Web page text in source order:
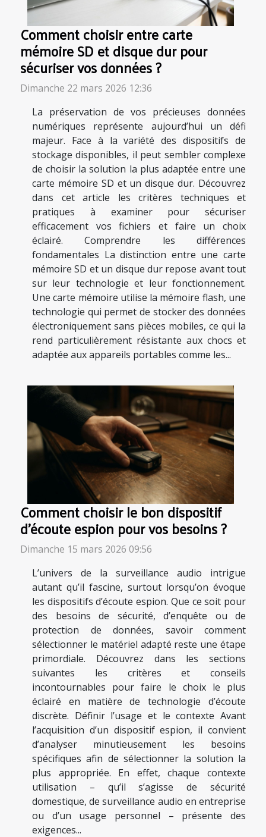
Comment choisir entre carte
mémoire SD et disque dur pour
sécuriser vos données ?
Dimanche 22 mars 2026 12:36
La préservation de vos précieuses données
numériques représente aujourd’hui un défi
majeur. Face à la variété des dispositifs de
stockage disponibles, il peut sembler complexe
de choisir la solution la plus adaptée entre une
carte mémoire SD et un disque dur. Découvrez
dans cet article les critères techniques et
pratiques à examiner pour sécuriser
efficacement vos fichiers et faire un choix
éclairé. Comprendre les différences
fondamentales La distinction entre une carte
mémoire SD et un disque dur repose avant tout
sur leur technologie et leur fonctionnement.
Une carte mémoire utilise la mémoire flash, une
technologie qui permet de stocker des données
électroniquement sans pièces mobiles, ce qui la
rend particulièrement résistante aux chocs et
adaptée aux appareils portables comme les...
Comment choisir le bon dispositif
d'écoute espion pour vos besoins ?
Dimanche 15 mars 2026 09:56
L’univers de la surveillance audio intrigue
autant qu’il fascine, surtout lorsqu’on évoque
les dispositifs d’écoute espion. Que ce soit pour
des besoins de sécurité, d’enquête ou de
protection de données, savoir comment
sélectionner le matériel adapté reste une étape
primordiale. Découvrez dans les sections
suivantes les critères et conseils
incontournables pour faire le choix le plus
éclairé en matière de technologie d’écoute
discrète. Définir l’usage et le contexte Avant
l’acquisition d’un dispositif espion, il convient
d’analyser minutieusement les besoins
spécifiques afin de sélectionner la solution la
plus appropriée. En effet, chaque contexte
utilisation – qu’il s’agisse de sécurité
domestique, de surveillance audio en entreprise
ou d’un usage personnel – présente des
exigences...